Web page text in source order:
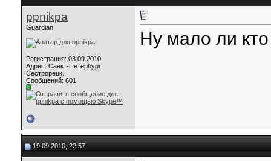
ppnikpa
Guardian
Регистрация: 03.09.2010
Адрес: Санкт-Петербург.
Сестрорецк.
Сообщений: 601
Ну мало ли
19.09.2010, 22:57